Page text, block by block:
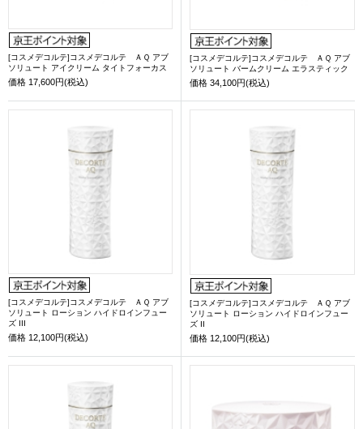
[コスメデコルテ]コスメデコルテ ＡＱ アブ
ソリュート アイクリーム タイトフォーカス
価格 17,600円(税込)
[コスメデコルテ]コスメデコルテ ＡＱ アブ
ソリュート バームクリーム エラスティック
価格 34,100円(税込)
[コスメデコルテ]コスメデコルテ ＡＱ アブ
ソリュート ローション ハイドロインフュー
ズ III
価格 12,100円(税込)
[コスメデコルテ]コスメデコルテ ＡＱ アブ
ソリュート ローション ハイドロインフュー
ズ II
価格 12,100円(税込)